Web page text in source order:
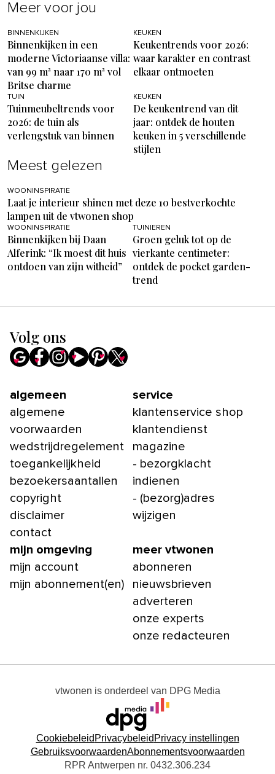
Meer voor jou
BINNENKIJKEN
Binnenkijken in een
moderne Victoriaanse villa:
van 99 m² naar 170 m² vol
Britse charme
KEUKEN
Keukentrends voor 2026:
waar karakter en contrast
elkaar ontmoeten
TUIN
Tuinmeubeltrends voor
2026: de tuin als
verlengstuk van binnen
KEUKEN
De keukentrend van dit
jaar: ontdek de houten
keuken in 5 verschillende
stijlen
Meest gelezen
WOONINSPIRATIE
Laat je interieur shinen met deze 10 bestverkochte
lampen uit de vtwonen shop
WOONINSPIRATIE
Binnenkijken bij Daan
Alferink: “Ik moest dit huis
ontdoen van zijn witheid”
TUINIEREN
Groen geluk tot op de
vierkante centimeter:
ontdek de pocket garden-
trend
Volg ons
algemeen
algemene
voorwaarden
wedstrijdregelement
toegankelijkheid
bezoekersaantallen
copyright
disclaimer
contact
service
klantenservice shop
klantendienst
magazine
- bezorgklacht
indienen
- (bezorg)adres
wijzigen
mijn omgeving
mijn account
mijn abonnement(en)
meer vtwonen
abonneren
nieuwsbrieven
adverteren
onze experts
onze redacteuren
vtwonen is onderdeel van DPG Media
Cookiebeleid Privacybeleid Privacy instellingen
GebruiksvoorwaardenAbonnementsvoorwaarden
RPR Antwerpen nr. 0432.306.234